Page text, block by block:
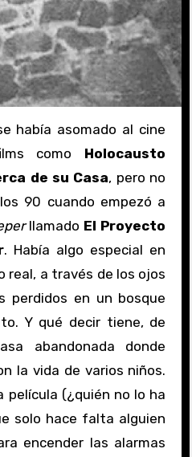
había asomado al cine
como Holocausto
de su Casa, pero no
90 cuando empezó a
llamado El Proyecto
. Había algo especial en
real, a través de los ojos
perdidos en un bosque
Y qué decir tiene, de
abandonada donde
la vida de varios niños.
película (¿quién no lo ha
solo hace falta alguien
encender las alarmas